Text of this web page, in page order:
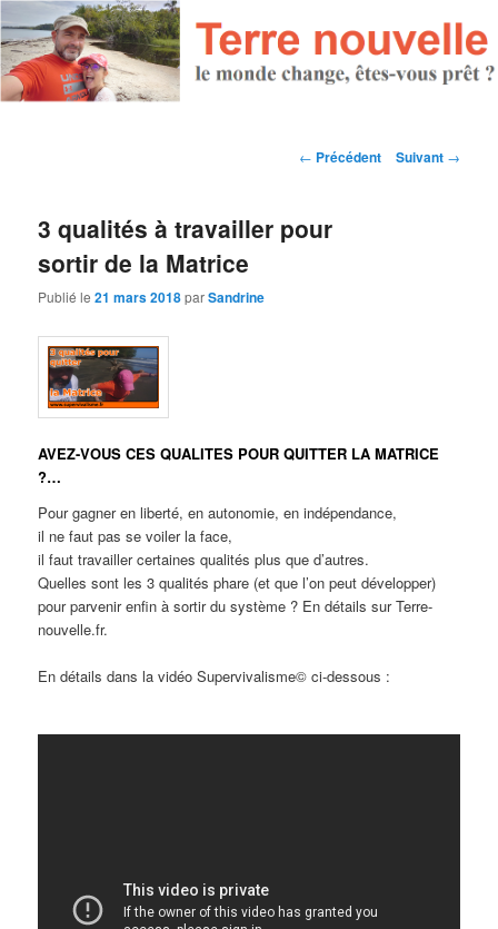
Navigation des articles
← Précédent Suivant →
3 qualités à travailler pour
sortir de la Matrice
Publié le21 mars 2018parSandrine
AVEZ-VOUS CES QUALITES POUR QUITTER LA MATRICE
?…
Pour gagner en liberté, en autonomie, en indépendance,
il ne faut pas se voiler la face,
il faut travailler certaines qualités plus que d’autres.
Quelles sont les 3 qualités phare (et que l’on peut développer)
pour parvenir enfin à sortir du système ? En détails sur Terre-
nouvelle.fr.
En détails dans la vidéo Supervivalisme© ci-dessous :